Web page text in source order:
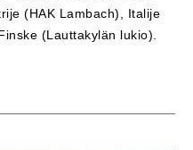
(HAK Lambach), Italije
(Lauttakylän lukio).